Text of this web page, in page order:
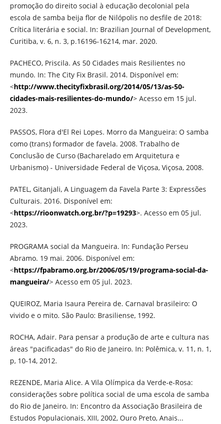
promoção do direito social à educação decolonial pela
escola de samba beija flor de Nilópolis no desfile de 2018:
Crítica literária e social. In: Brazilian Journal of Development,
Curitiba, v. 6, n. 3, p.16196-16214, mar. 2020.
PACHECO, Priscila. As 50 Cidades mais Resilientes no
mundo. In: The City Fix Brasil. 2014. Disponível em:
<http://www.thecityfixbrasil.org/2014/05/13/as-50-
cidades-mais-resilientes-do-mundo/> Acesso em 15 jul.
2023.
PASSOS, Flora d'El Rei Lopes. Morro da Mangueira: O samba
como (trans) formador de favela. 2008. Trabalho de
Conclusão de Curso (Bacharelado em Arquitetura e
Urbanismo) - Universidade Federal de Viçosa, Viçosa, 2008.
PATEL, Gitanjali, A Linguagem da Favela Parte 3: Expressões
Culturais. 2016. Disponível em:
<https://rioonwatch.org.br/?p=19293>. Acesso em 05 jul.
2023.
PROGRAMA social da Mangueira. In: Fundação Perseu
Abramo. 19 mai. 2006. Disponível em:
<https://fpabramo.org.br/2006/05/19/programa-social-da-
mangueira/> Acesso em 05 jul. 2023.
QUEIROZ, Maria Isaura Pereira de. Carnaval brasileiro: O
vivido e o mito. São Paulo: Brasiliense, 1992.
ROCHA, Adair. Para pensar a produção de arte e cultura nas
áreas "pacificadas" do Rio de Janeiro. In: Polêmica, v. 11, n. 1,
p, 10-14, 2012.
REZENDE, Maria Alice. A Vila Olímpica da Verde-e-Rosa:
considerações sobre política social de uma escola de samba
do Rio de Janeiro. In: Encontro da Associação Brasileira de
Estudos Populacionais, XIII, 2002, Ouro Preto, Anais...